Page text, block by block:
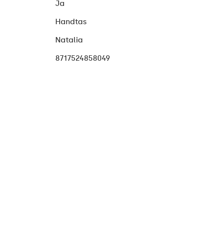
Ja
Handtas
Natalia
8717524858049